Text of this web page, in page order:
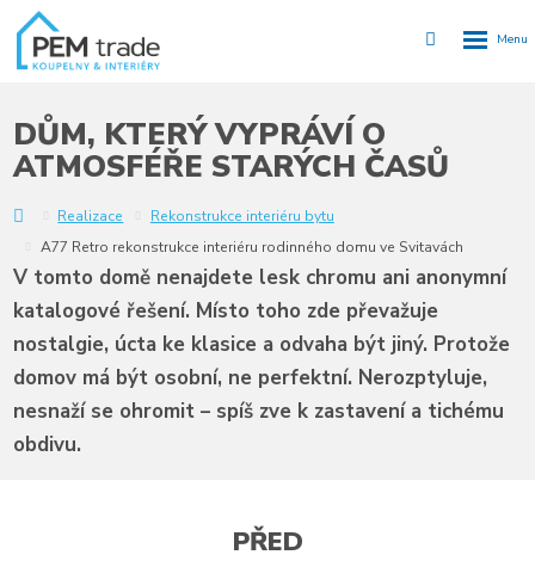
Vyhledávání
DŮM, KTERÝ VYPRÁVÍ O
ATMOSFÉŘE STARÝCH ČASŮ
Realizace
Rekonstrukce interiéru bytu
A77 Retro rekonstrukce interiéru rodinného domu ve Svitavách
V tomto domě nenajdete lesk chromu ani anonymní
katalogové řešení. Místo toho zde převažuje
nostalgie, úcta ke klasice a odvaha být jiný. Protože
domov má být osobní, ne perfektní. Nerozptyluje,
nesnaží se ohromit – spíš zve k zastavení a tichému
obdivu.
PŘED